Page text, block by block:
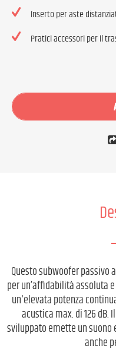
Inserto per aste
Pratici accessori per il
Questo subwoofer
per un’affidabilità assoluta e
un'elevata potenza
acustica max. di 126
sviluppato emette un
anche